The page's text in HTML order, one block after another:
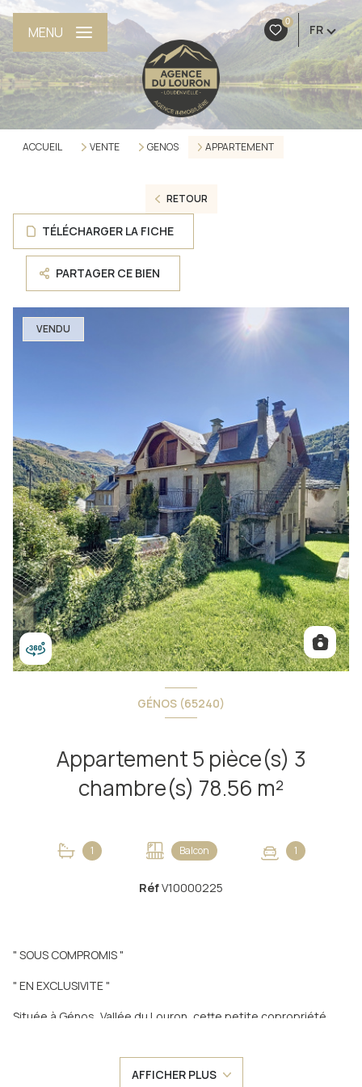
0
FR
MENU
ACCUEIL VENTE GENOS APPARTEMENT
RETOUR
TÉLÉCHARGER LA FICHE
PARTAGER CE BIEN
VENDU
GÉNOS (65240)
Appartement 5 pièce(s) 3
chambre(s) 78.56 m²
1 Balcon 1
RéfV10000225
" SOUS COMPROMIS "
" EN EXCLUSIVITE "
Située à Génos, Vallée du Louron, cette petite copropriété
Il est accessible par un jardin agréable et entretenu, privatif et
AFFICHER PLUS